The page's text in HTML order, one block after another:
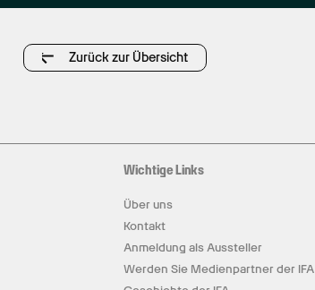
Zurück zur Übersicht
Wichtige Links
Über uns
Kontakt
Anmeldung als Aussteller
Werden Sie Medienpartner der IFA